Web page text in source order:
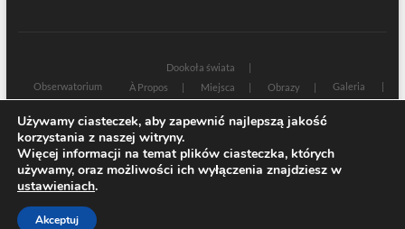
Dookoła świata
Obserwatorium
À Propos Miejsca Obrazy
Galeria
Sacrum profanum
Zamyślenia
Teksty
Znaki czasu
Rozmowy Świadectwa Na marginesie
| Designed by:Theme Freesia
Używamy ciasteczek, aby zapewnić najlepszą jakość
korzystania z naszej witryny.
Więcej informacji na temat plików ciasteczka, których
używamy, oraz możliwości ich wyłączenia znajdziesz w
ustawieniach.
Akceptuj